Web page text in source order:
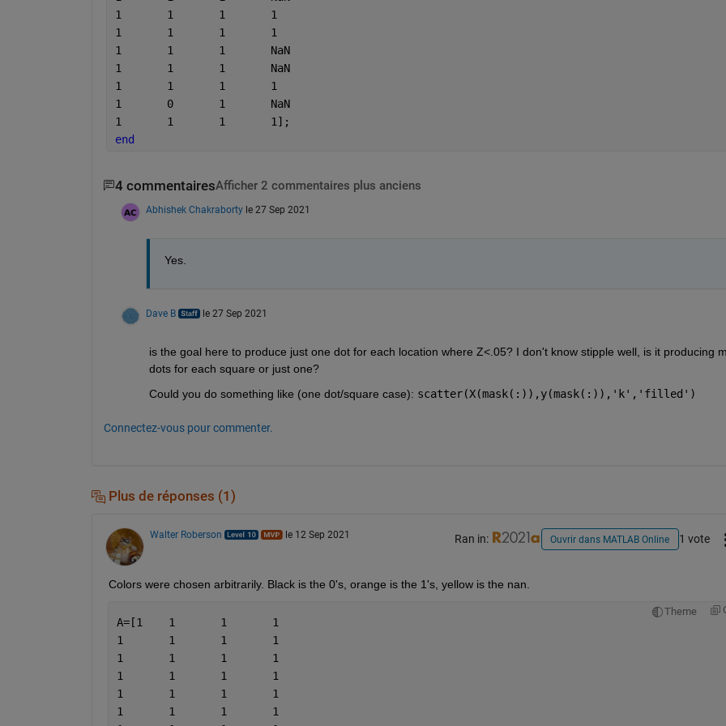
1	1	1	1
1	1	1	1
1	1	1	NaN
1	1	1	NaN
1	1	1	1
1	0	1	NaN
1	1	1	1];
end
4 commentairesAfficher 2 commentaires plus anciens
Abhishek Chakraborty le 27 Sep 2021
Yes.
Dave B le 27 Sep 2021
is the goal here to produce just one dot for each location where Z<.05? I don't know stipple well, is it producing
dots for each square or just one?
Could you do something like (one dot/square case): scatter(X(mask(:)),y(mask(:)),'k','filled')
Connectez-vous pour commenter.
Plus de réponses (1)
Walter Roberson le 12 Sep 2021 Ran in: Ouvrir dans MATLAB Online 1 vote
Colors were chosen arbitrarily. Black is the 0's, orange is the 1's, yellow is the nan.
Theme
A=[1	1	1	1
1	1	1	1
1	1	1	1
1	1	1	1
1	1	1	1
1	1	1	1